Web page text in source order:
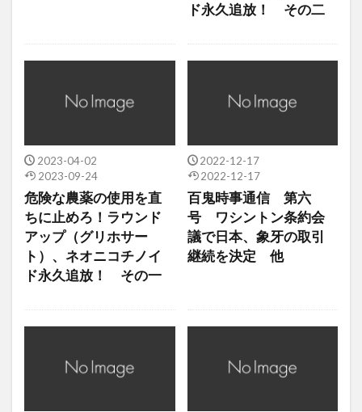
ド永久追放！ その二
2023-04-02
2023-09-24
危険な農薬の使用を直
ちに止めろ！ラウンド
アップ（グリホサー
ト）、ネオニコチノイ
ド永久追放！ その一
2022-12-17
2022-12-17
百鬼時事通信 第六
号 ワシントン条約会
議で日本、象牙の取引
継続を決定 他